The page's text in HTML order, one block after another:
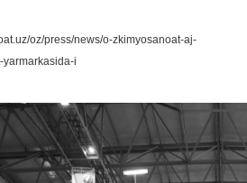
oz/press/news/o-zkimyosanoat-aj-
yarmarkasida-i